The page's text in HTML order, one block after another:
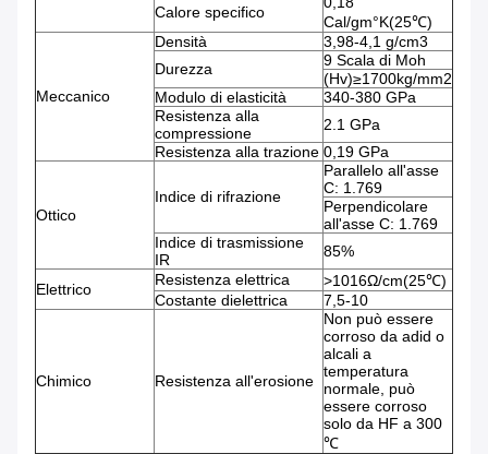
Calore specifico
Cal/gm°K(25℃)
Meccanico
Densità
3,98-4,1 g/cm3
Durezza
9 Scala di Moh
(Hv)≥1700kg/mm2
Modulo di elasticità
340-380 GPa
Resistenza alla
compressione
2.1 GPa
Resistenza alla trazione 0,19 GPa
Ottico
Indice di rifrazione
Parallelo all'asse
C: 1.769
Perpendicolare
all'asse C: 1.769
Indice di trasmissione
IR
85%
Elettrico
Resistenza elettrica
>1016Ω/cm(25℃)
Costante dielettrica
7,5-10
Chimico Resistenza all'erosione
Non può essere
corroso da adid o
alcali a
temperatura
normale, può
essere corroso
solo da HF a 300
℃